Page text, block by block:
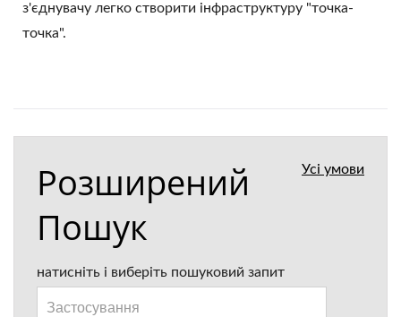
з'єднувачу легко створити інфраструктуру "точка-
точка".
Усі умови
Розширений
Пошук
натисніть і виберіть пошуковий запит